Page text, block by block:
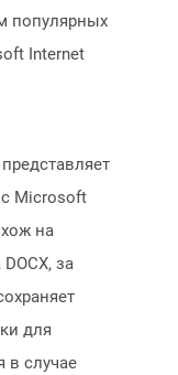
популярных
Internet
Microsoft
на
за
для
в случае